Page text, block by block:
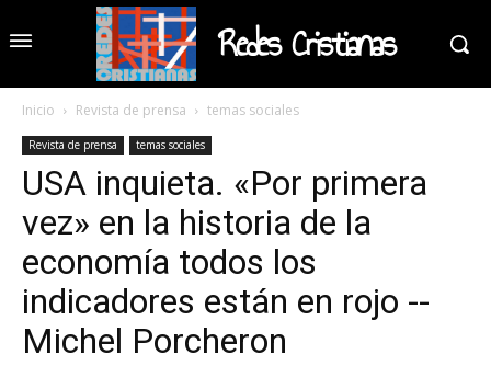
Redes Cristianas
Inicio Revista de prensa temas sociales
Revista de prensa temas sociales
USA inquieta. «Por primera
vez» en la historia de la
economía todos los
indicadores están en rojo --
Michel Porcheron